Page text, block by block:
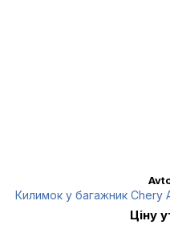
Килимок у багажник Chery
Ціну